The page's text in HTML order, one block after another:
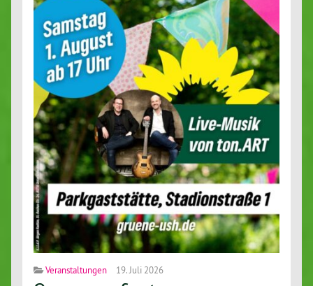
Veranstaltungen 19. Juli 2026